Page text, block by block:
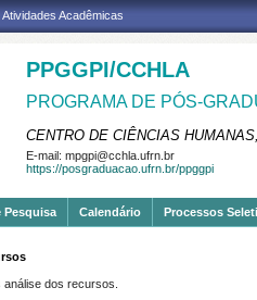
Acadêmicas
PPGGPI/CCHLA
PROGRAMA DE PÓS-
CENTRO DE CIÊNCIAS
E-mail: mpgpi@cchla.ufrn.br
https://posgraduacao.ufrn.br/ppggpi
Pesquisa Calendário Processos
dos recursos.